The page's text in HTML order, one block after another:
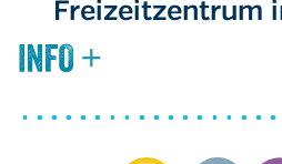
Freizeitzentrum